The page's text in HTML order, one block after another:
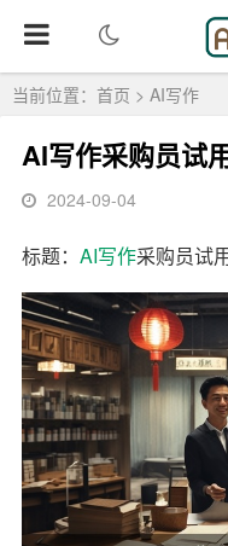
当前位置： 首页 > AI写作
AI写作采购员试
2024-09-04
标题： AI写作采购员试